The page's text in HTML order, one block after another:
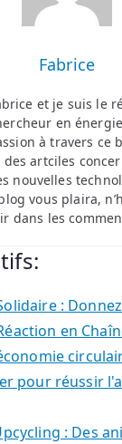
Fabrice
et je suis le
en
à travers ce
artciles
nouvelles
vous plaira,
dans les
:
en
pour réussir
: Des